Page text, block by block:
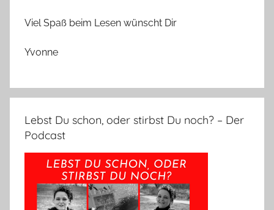
Viel Spaß beim Lesen wünscht Dir
Yvonne
Lebst Du schon, oder stirbst Du noch? – Der
Podcast